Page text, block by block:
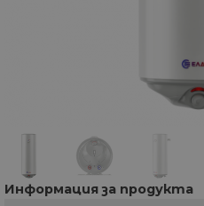
Информация за продукта